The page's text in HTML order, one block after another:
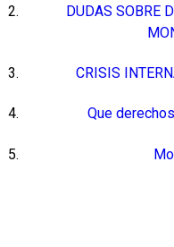
DUDAS SOBRE
CRISIS
Que